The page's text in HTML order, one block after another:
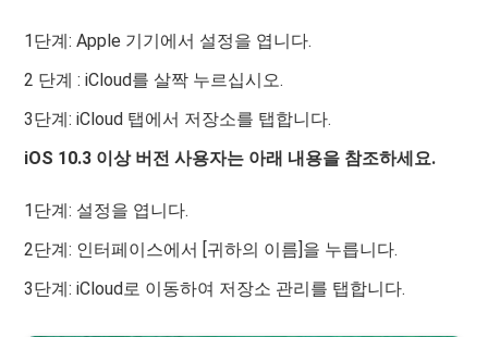
1단계: Apple 기기에서 설정을 엽니다.
2 단계 : iCloud를 살짝 누르십시오.
3단계: iCloud 탭에서 저장소를 탭합니다.
iOS 10.3 이상 버전 사용자는 아래 내용을 참조하세요.
1단계: 설정을 엽니다.
2단계: 인터페이스에서 [귀하의 이름]을 누릅니다.
3단계: iCloud로 이동하여 저장소 관리를 탭합니다.